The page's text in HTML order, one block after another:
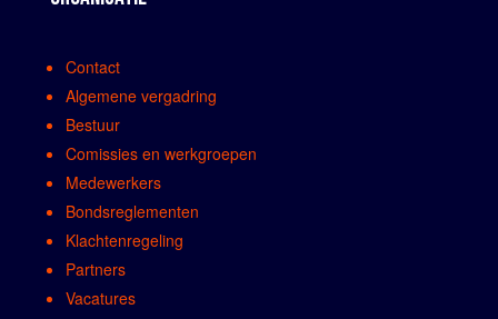
Contact
Algemene vergadring
Bestuur
Comissies en werkgroepen
Medewerkers
Bondsreglementen
Klachtenregeling
Partners
Vacatures